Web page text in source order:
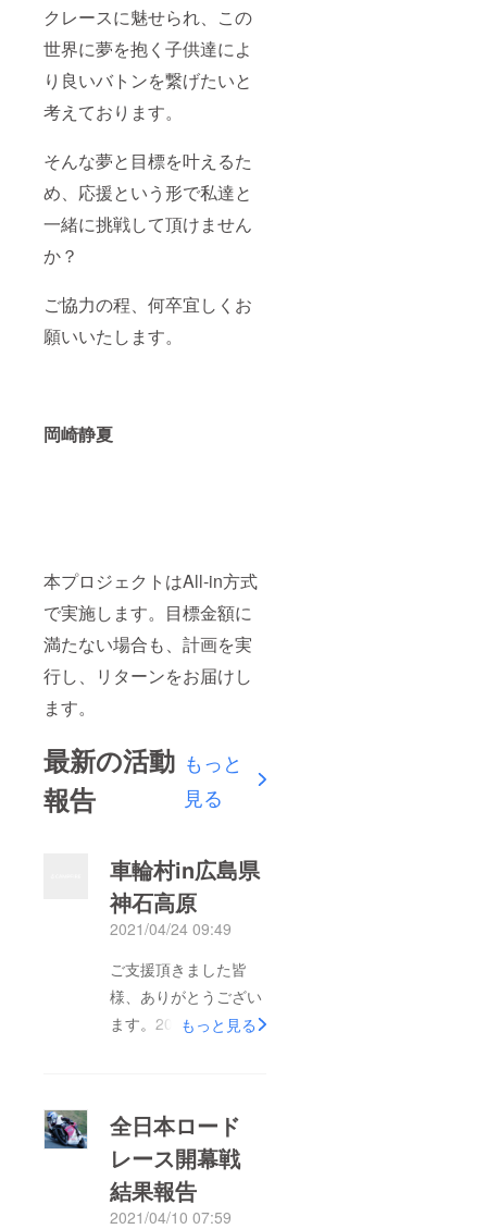
クレースに魅せられ、この
世界に夢を抱く子供達によ
り良いバトンを繋げたいと
考えております。
そんな夢と目標を叶えるた
め、応援という形で私達と
一緒に挑戦して頂けません
か？
ご協力の程、何卒宜しくお
願いいたします。
岡崎静夏
本プロジェクトはAll-in方式
で実施します。目標金額に
満たない場合も、計画を実
行し、リターンをお届けし
ます。
最新の活動
報告
もっと
見る
車輪村in広島県
神石高原
2021/04/24 09:49
ご支援頂きました皆
様、ありがとうござい
ます。2021/04/18広島
でデモ走行をさせて頂
きました！ドリフトや
エクストリームなどす
ごいパフォーマンスの
もっと見る
全日本ロード
レース開幕戦
結果報告
2021/04/10 07:59